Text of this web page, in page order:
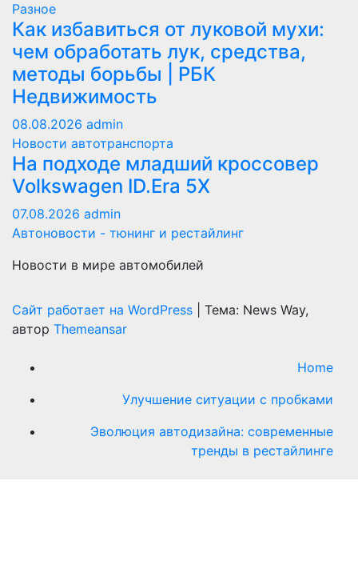
Разное
Как избавиться от луковой мухи:
чем обработать лук, средства,
методы борьбы | РБК
Недвижимость
08.08.2026 admin
Новости автотранспорта
На подходе младший кроссовер
Volkswagen ID.Era 5X
07.08.2026 admin
Автоновости - тюнинг и рестайлинг
Новости в мире автомобилей
Сайт работает на WordPress
Тема: News Way,
автор Themeansar
Home
Улучшение ситуации с пробками
Эволюция автодизайна: современные
тренды в рестайлинге